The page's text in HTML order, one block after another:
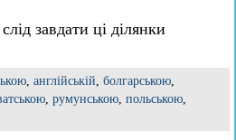
завдати ці ділянки
, англійській, болгарською,
, румунською, польською,